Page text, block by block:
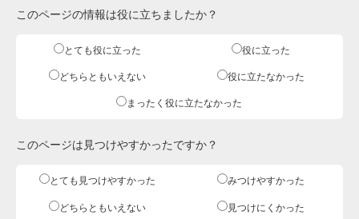
このページの情報は役に立ちましたか？
とても役に立った 役に立った
どちらともいえない 役に立たなかった
まったく役に立たなかった
このページは見つけやすかったですか？
とても見つけやすかった みつけやすかった
どちらともいえない 見つけにくかった